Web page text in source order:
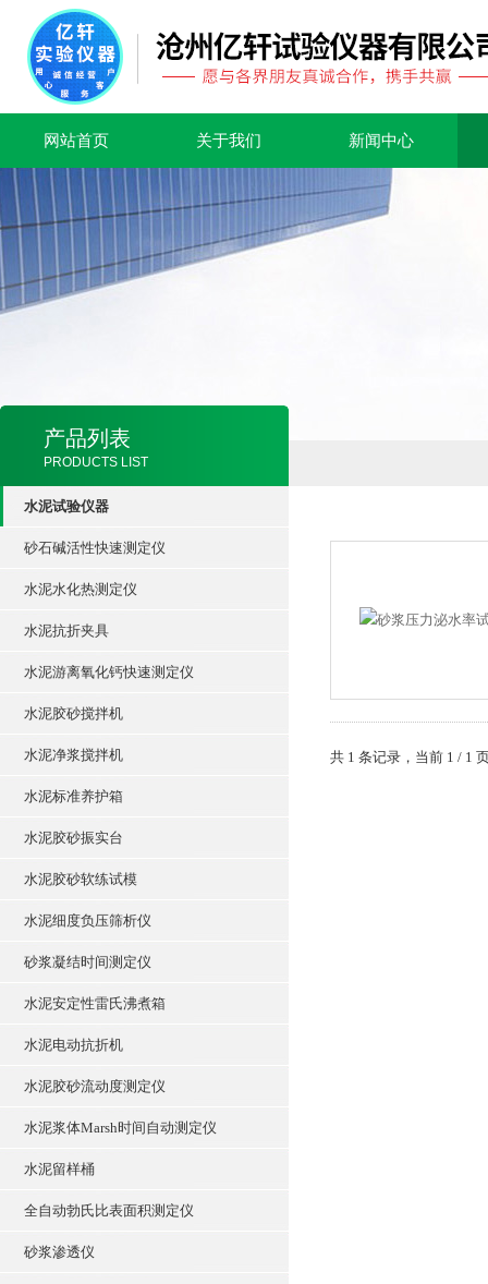
网站首页 关于我们 新闻中心
产品列表
PRODUCTS LIST
水泥试验仪器
砂石碱活性快速测定仪
水泥水化热测定仪
水泥抗折夹具
水泥游离氧化钙快速测定仪
水泥胶砂搅拌机
水泥净浆搅拌机
水泥标准养护箱
水泥胶砂振实台
水泥胶砂软练试模
水泥细度负压筛析仪
砂浆凝结时间测定仪
水泥安定性雷氏沸煮箱
水泥电动抗折机
水泥胶砂流动度测定仪
水泥浆体Marsh时间自动测定仪
水泥留样桶
全自动勃氏比表面积测定仪
砂浆渗透仪
共 1 条记录，当前 1 / 1